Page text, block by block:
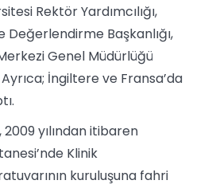
Rektör Yardımcılığı,
Değerlendirme Başkanlığı,
Genel Müdürlüğü
İngiltere ve Fransa’da
yılından itibaren
Klinik
kuruluşuna fahri